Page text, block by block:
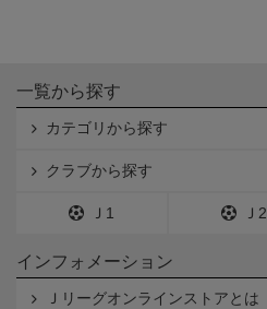
一覧から探す
カテゴリから探す
クラブから探す
Ｊ1 Ｊ2
インフォメーション
Ｊリーグオンラインストアとは